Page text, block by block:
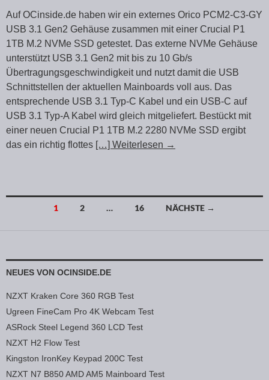
Auf OCinside.de haben wir ein externes Orico PCM2-C3-GY
USB 3.1 Gen2 Gehäuse zusammen mit einer Crucial P1
1TB M.2 NVMe SSD getestet. Das externe NVMe Gehäuse
unterstützt USB 3.1 Gen2 mit bis zu 10 Gb/s
Übertragungsgeschwindigkeit und nutzt damit die USB
Schnittstellen der aktuellen Mainboards voll aus. Das
entsprechende USB 3.1 Typ-C Kabel und ein USB-C auf
USB 3.1 Typ-A Kabel wird gleich mitgeliefert. Bestückt mit
einer neuen Crucial P1 1TB M.2 2280 NVMe SSD ergibt
das ein richtig flottes […] Weiterlesen →
1 2 … 16 NÄCHSTE →
NEUES VON OCINSIDE.DE
NZXT Kraken Core 360 RGB Test
Ugreen FineCam Pro 4K Webcam Test
ASRock Steel Legend 360 LCD Test
NZXT H2 Flow Test
Kingston IronKey Keypad 200C Test
NZXT N7 B850 AMD AM5 Mainboard Test